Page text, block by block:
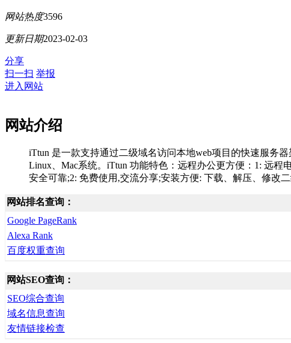
网站热度3596
更新日期2023-02-03
分享
扫一扫 举报
进入网站
网站介绍
iTtun 是一款支持通过二级域名访问本地web项目的快速服务
Linux、Mac系统。iTtun 功能特色：远程办公更方便：1: 远程
安全可靠;2: 免费使用,交流分享;安装方便: 下载、解压、修改
网站排名查询：
Google PageRank
Alexa Rank
百度权重查询
网站SEO查询：
SEO综合查询
域名信息查询
友情链接检查